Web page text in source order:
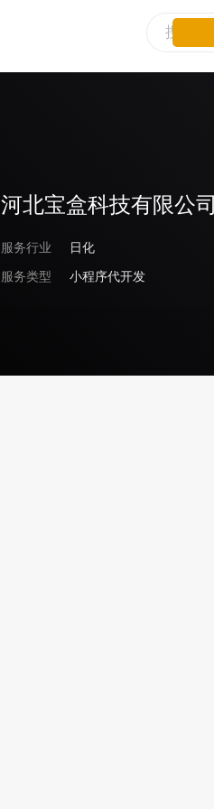
河北宝盒科技有限公司
服务行业
日化
服务类型
小程序代开发